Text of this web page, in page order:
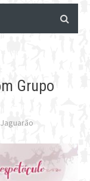
Grupo